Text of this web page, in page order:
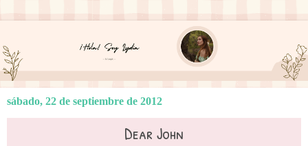
sábado, 22 de septiembre de 2012
Dear John